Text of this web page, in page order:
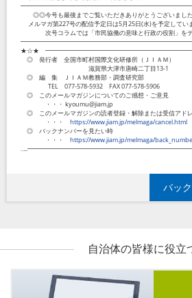
◎◎今号も最後までご覧いただきありがとうございま
メルマガ第227号の配信予定日は5月25日(水)を予定してい
次号コラムでは「市民協働の意味と行政の役割」をテ
★☆★
◎ 発行者 全国市町村国際文化研修所（ＪＩＡＭ）
滋賀県大津市唐崎二丁目13-1
◎ 編 集 ＪＩＡＭ教務部・調査研究部
TEL 077-578-5932 FAX 077-578-5906
◎ このメールマガジンについてのご感想・ご意見
・・・ kyoumu@jiam.jp
◎ このメールマガジンの読者登録・解除または受信アド
・・・ https://www.jiam.jp/melmaga/cancel.html
◎ バックナンバーを見たい時
・・・ https://www.jiam.jp/melmaga/
バッ
自治体の皆様に役立